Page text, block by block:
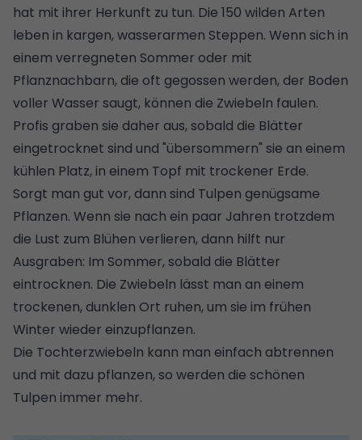
hat mit ihrer Herkunft zu tun. Die 150 wilden Arten
leben in kargen, wasserarmen Steppen. Wenn sich in
einem verregneten Sommer oder mit
Pflanznachbarn, die oft gegossen werden, der Boden
voller Wasser saugt, können die Zwiebeln faulen.
Profis graben sie daher aus, sobald die Blätter
eingetrocknet sind und "übersommern" sie an einem
kühlen Platz, in einem Topf mit trockener Erde.
Sorgt man gut vor, dann sind Tulpen genügsame
Pflanzen. Wenn sie nach ein paar Jahren trotzdem
die Lust zum Blühen verlieren, dann hilft nur
Ausgraben: Im Sommer, sobald die Blätter
eintrocknen. Die Zwiebeln lässt man an einem
trockenen, dunklen Ort ruhen, um sie im frühen
Winter wieder einzupflanzen.
Die Tochterzwiebeln kann man einfach abtrennen
und mit dazu pflanzen, so werden die schönen
Tulpen immer mehr.